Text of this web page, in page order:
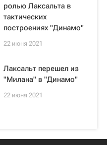
ролью Лаксальта в
тактических
построениях "Динамо"
22 июня 2021
Лаксальт перешел из
"Милана" в "Динамо"
22 июня 2021